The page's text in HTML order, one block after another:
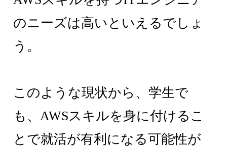
のニーズは高いといえるでしょ
う。
このような現状から、学生で
も、AWSスキルを身に付けるこ
とで就活が有利になる可能性が